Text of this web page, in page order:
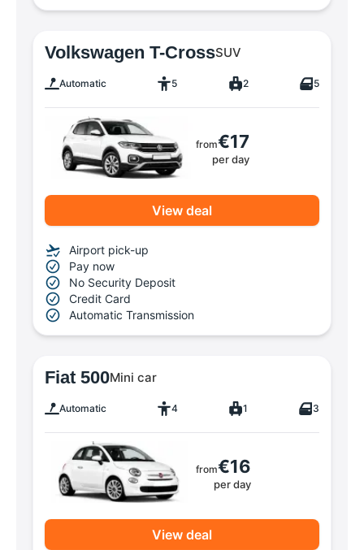
Volkswagen T-CrossSUV
Automatic 5 2 5
from€17
per day
View deal
Airport pick-up
Pay now
No Security Deposit
Credit Card
Automatic Transmission
Fiat 500Mini car
Automatic 4 1 3
from€16
per day
View deal